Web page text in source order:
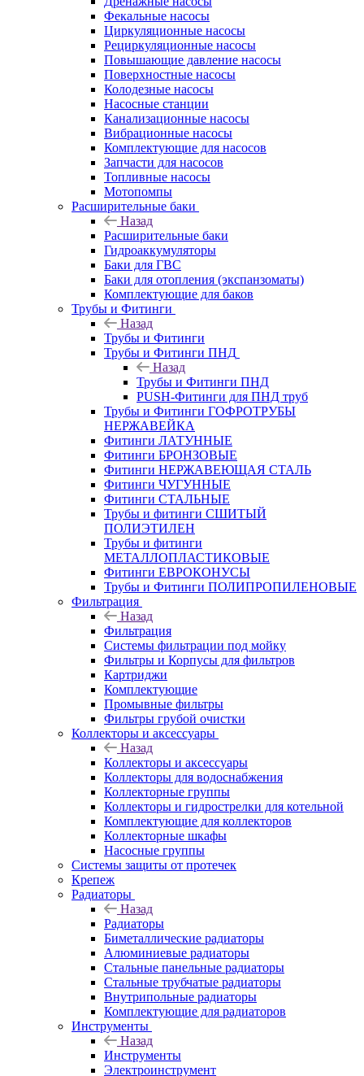
Фекальные насосы
Циркуляционные насосы
Рециркуляционные насосы
Повышающие давление насосы
Поверхностные насосы
Колодезные насосы
Насосные станции
Канализационные насосы
Вибрационные насосы
Комплектующие для насосов
Запчасти для насосов
Топливные насосы
Мотопомпы
Расширительные баки
Назад
Расширительные баки
Гидроаккумуляторы
Баки для ГВС
Баки для отопления (экспанзоматы)
Комплектующие для баков
Трубы и Фитинги
Назад
Трубы и Фитинги
Трубы и Фитинги ПНД
Назад
Трубы и Фитинги ПНД
PUSH-Фитинги для ПНД труб
Трубы и Фитинги ГОФРОТРУБЫ
НЕРЖАВЕЙКА
Фитинги ЛАТУННЫЕ
Фитинги БРОНЗОВЫЕ
Фитинги НЕРЖАВЕЮЩАЯ СТАЛЬ
Фитинги ЧУГУННЫЕ
Фитинги СТАЛЬНЫЕ
Трубы и фитинги СШИТЫЙ
ПОЛИЭТИЛЕН
Трубы и фитинги
МЕТАЛЛОПЛАСТИКОВЫЕ
Фитинги ЕВРОКОНУСЫ
Трубы и Фитинги ПОЛИПРОПИЛЕНОВЫЕ
Фильтрация
Назад
Фильтрация
Системы фильтрации под мойку
Фильтры и Корпусы для фильтров
Картриджи
Комплектующие
Промывные фильтры
Фильтры грубой очистки
Коллекторы и аксессуары
Назад
Коллекторы и аксессуары
Коллекторы для водоснабжения
Коллекторные группы
Коллекторы и гидрострелки для котельной
Комплектующие для коллекторов
Коллекторные шкафы
Насосные группы
Системы защиты от протечек
Крепеж
Радиаторы
Назад
Радиаторы
Биметаллические радиаторы
Алюминиевые радиаторы
Стальные панельные радиаторы
Стальные трубчатые радиаторы
Внутрипольные радиаторы
Комплектующие для радиаторов
Инструменты
Назад
Инструменты
Электроинструмент